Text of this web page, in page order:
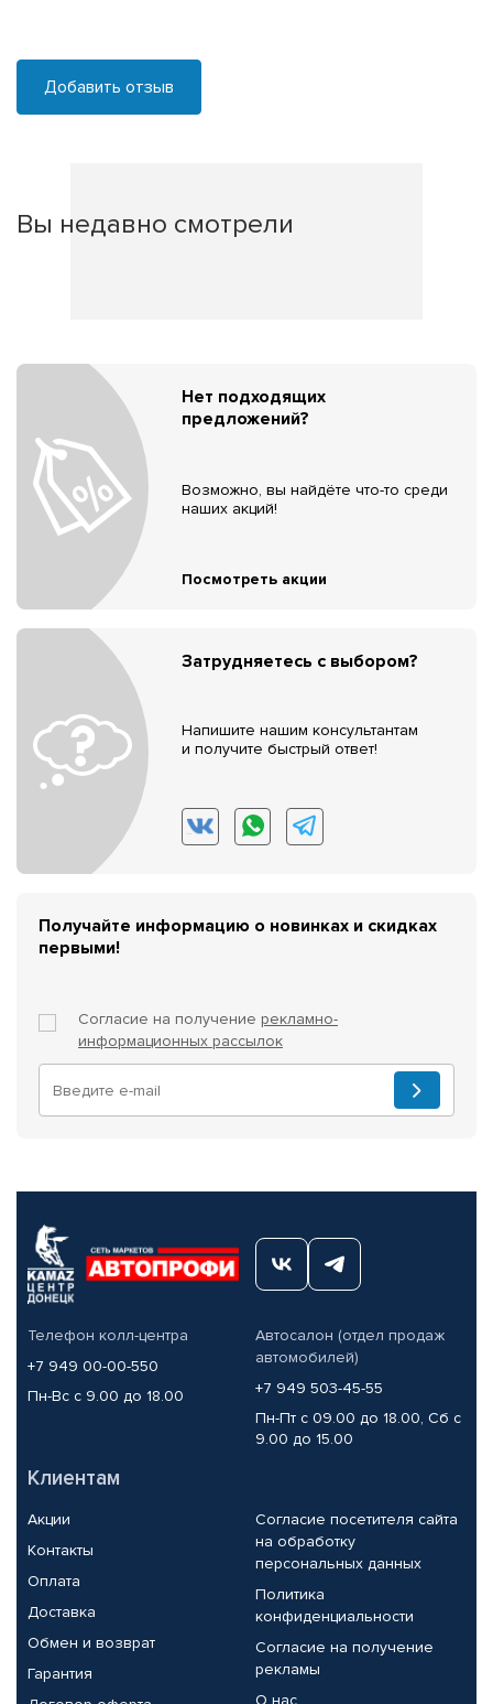
Добавить отзыв
Вы недавно смотрели
Нет подходящих
предложений?
Возможно, вы найдёте что-то среди
наших акций!
Посмотреть акции
Затрудняетесь с выбором?
Напишите нашим консультантам
и получите быстрый ответ!
Получайте информацию о новинках и скидках
первыми!
Согласие на получение рекламно-
информационных рассылок
Телефон колл-центра
+7 949 00-00-550
Пн-Вс с 9.00 до 18.00
Автосалон (отдел продаж
автомобилей)
+7 949 503-45-55
Пн-Пт с 09.00 до 18.00, Сб с
9.00 до 15.00
Клиентам
Акции
Контакты
Оплата
Доставка
Обмен и возврат
Гарантия
Согласие посетителя сайта
на обработку
персональных данных
Политика
конфиденциальности
Согласие на получение
рекламы
О нас